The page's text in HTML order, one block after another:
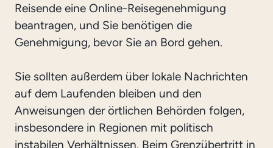
Reisende eine Online-Reisegenehmigung
beantragen, und Sie benötigen die
Genehmigung, bevor Sie an Bord gehen.
Sie sollten außerdem über lokale Nachrichten
auf dem Laufenden bleiben und den
Anweisungen der örtlichen Behörden folgen,
insbesondere in Regionen mit politisch
instabilen Verhältnissen. Beim Grenzübertritt in